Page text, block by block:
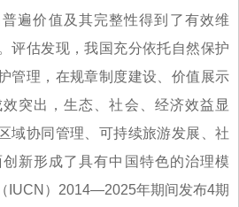
遍价值及其完整性得到了有效维
评估发现，我国充分依托自然保护
管理，在规章制度建设、价值展示
突出，生态、社会、经济效益显
域协同管理、可持续旅游发展、社
新形成了具有中国特色的治理模
IUCN）2014—2025年期间发布4期